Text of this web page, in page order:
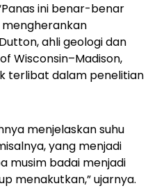
ini benar-benar
mengherankan
ahli geologi dan
Wisconsin–Madison,
terlibat dalam penelitian
menjelaskan suhu
yang menjadi
musim badai menjadi
menakutkan,” ujarnya.